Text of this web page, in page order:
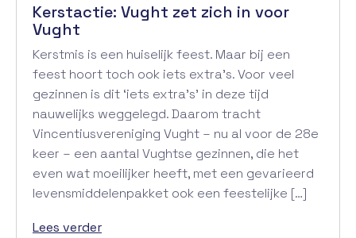
Kerstactie: Vught zet zich in voor
Vught
Kerstmis is een huiselijk feest. Maar bij een
feest hoort toch ook iets extra’s. Voor veel
gezinnen is dit ‘iets extra’s’ in deze tijd
nauwelijks weggelegd. Daarom tracht
Vincentiusvereniging Vught – nu al voor de 28e
keer – een aantal Vughtse gezinnen, die het
even wat moeilijker heeft, met een gevarieerd
levensmiddelenpakket ook een feestelijke […]
Lees verder